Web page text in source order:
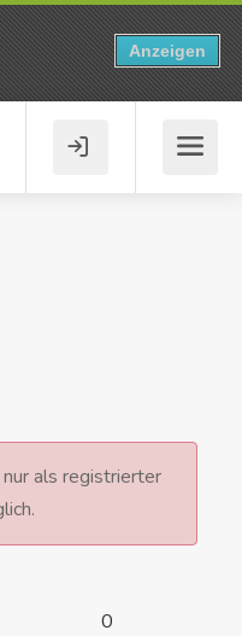
als registrierter
0
Anzeigen